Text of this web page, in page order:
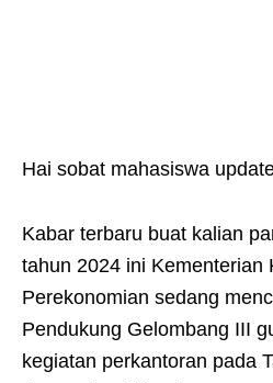
Hai sobat mahasiswa
Kabar terbaru buat kalian
tahun 2024 ini Kementerian
Perekonomian sedang
Pendukung Gelombang III
kegiatan perkantoran pada